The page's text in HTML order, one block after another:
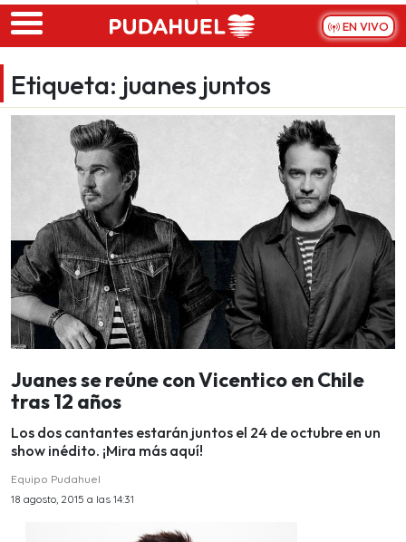
Skip to main content
EN VIVO
Etiqueta: juanes juntos
Juanes se reúne con Vicentico en Chile
tras 12 años
Los dos cantantes estarán juntos el 24 de octubre en un
show inédito. ¡Mira más aquí!
Equipo Pudahuel
18 agosto, 2015 a las 14:31